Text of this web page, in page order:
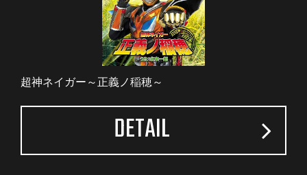
超神ネイガー～正義ノ稲穂～
DETAIL